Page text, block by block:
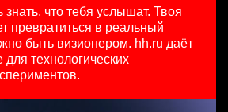
B2B (сегмент SMB)
продажи
b2b, брендинговые продукты
маркетинга
что тебя услышат. Твоя
превратиться в реальный
быть визионером. hh.ru даёт
технологических